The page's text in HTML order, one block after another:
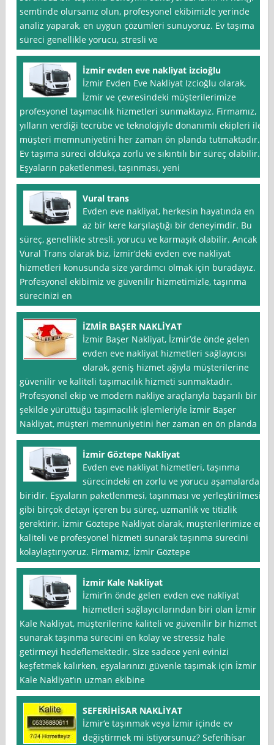
semtinde olursanız olun, profesyonel ekibimizle yerinde
analiz yaparak, en uygun çözümleri sunuyoruz. Ev taşıma
süreci genellikle yorucu, stresli ve
İzmir evden eve nakliyat izcioğlu
İzmir Evden Eve Nakliyat Izcioğlu olarak,
İzmir ve çevresindeki müşterilerimize
profesyonel taşımacılık hizmetleri sunmaktayız. Firmamız,
yılların verdiği tecrübe ve teknolojiyle donanımlı ekipleri ile
müşteri memnuniyetini her zaman ön planda tutmaktadır.
Ev taşıma süreci oldukça zorlu ve sıkıntılı bir süreç olabilir.
Eşyaların paketlenmesi, taşınması, yeni
Vural trans
Evden eve nakliyat, herkesin hayatında en
az bir kere karşılaştığı bir deneyimdir. Bu
süreç, genellikle stresli, yorucu ve karmaşık olabilir. Ancak
Vural Trans olarak biz, İzmir‘deki evden eve nakliyat
hizmetleri konusunda size yardımcı olmak için buradayız.
Profesyonel ekibimiz ve güvenilir hizmetimizle, taşınma
sürecinizi en
İZMİR BAŞER NAKLİYAT
İzmir Başer Nakliyat, İzmir’de önde gelen
evden eve nakliyat hizmetleri sağlayıcısı
olarak, geniş hizmet ağıyla müşterilerine
güvenilir ve kaliteli taşımacılık hizmeti sunmaktadır.
Profesyonel ekip ve modern nakliye araçlarıyla başarılı bir
şekilde yürüttüğü taşımacılık işlemleriyle İzmir Başer
Nakliyat, müşteri memnuniyetini her zaman en ön planda
İzmir Göztepe Nakliyat
Evden eve nakliyat hizmetleri, taşınma
sürecindeki en zorlu ve yorucu aşamalardan
biridir. Eşyaların paketlenmesi, taşınması ve yerleştirilmesi
gibi birçok detayı içeren bu süreç, uzmanlık ve titizlik
gerektirir. İzmir Göztepe Nakliyat olarak, müşterilerimize en
kaliteli ve profesyonel hizmeti sunarak taşınma sürecini
kolaylaştırıyoruz. Firmamız, İzmir Göztepe
İzmir Kale Nakliyat
İzmir‘in önde gelen evden eve nakliyat
hizmetleri sağlayıcılarından biri olan İzmir
Kale Nakliyat, müşterilerine kaliteli ve güvenilir bir hizmet
sunarak taşınma sürecini en kolay ve stressiz hale
getirmeyi hedeflemektedir. Size sadece yeni evinizi
keşfetmek kalırken, eşyalarınızı güvenle taşımak için İzmir
Kale Nakliyat’ın uzman ekibine
SEFERİHİSAR NAKLİYAT
İzmir‘e taşınmak veya İzmir içinde ev
değiştirmek mi istiyorsunuz? Seferi̇hi̇sar